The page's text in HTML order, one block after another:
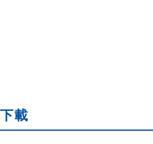
載